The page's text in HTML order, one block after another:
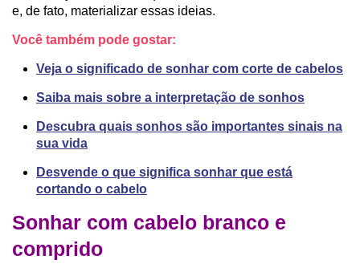
e, de fato, materializar essas ideias.
Você também pode gostar:
Veja o significado de sonhar com corte de cabelos
Saiba mais sobre a interpretação de sonhos
Descubra quais sonhos são importantes sinais na
sua vida
Desvende o que significa sonhar que está
cortando o cabelo
Sonhar com cabelo branco e
comprido